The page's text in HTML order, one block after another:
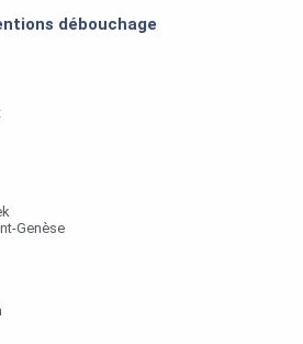
débouchage
Genèse